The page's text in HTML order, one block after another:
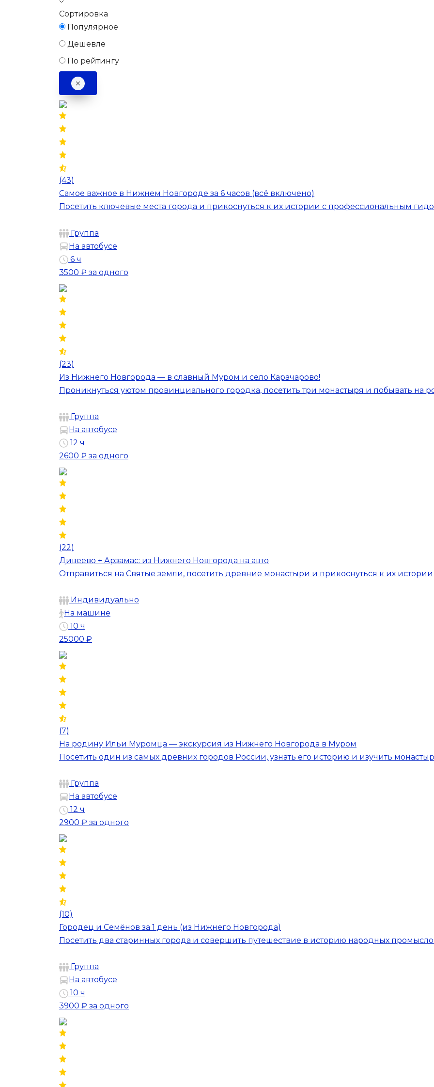
Сортировка
Популярное
Дешевле
По рейтингу
(43)
Самое важное в Нижнем Новгороде за 6 часов (всё включено)
Посетить ключевые места города и прикоснуться к их истории с профессиональным
Группа
На автобусе
6 ч
3500 ₽ за одного
(23)
Из Нижнего Новгорода — в славный Муром и село Карачарово!
Проникнуться уютом провинциального городка, посетить три монастыря и побывать на
Группа
На автобусе
12 ч
2600 ₽ за одного
(22)
Дивеево + Арзамас: из Нижнего Новгорода на авто
Отправиться на Святые земли, посетить древние монастыри и прикоснуться к их истории
Индивидуально
На машине
10 ч
25000 ₽
(7)
На родину Ильи Муромца — экскурсия из Нижнего Новгорода в Муром
Посетить один из самых древних городов России, узнать его историю и изучить
Группа
На автобусе
12 ч
2900 ₽ за одного
(10)
Городец и Семёнов за 1 день (из Нижнего Новгорода)
Посетить два старинных города и совершить путешествие в историю народных
Группа
На автобусе
10 ч
3900 ₽ за одного